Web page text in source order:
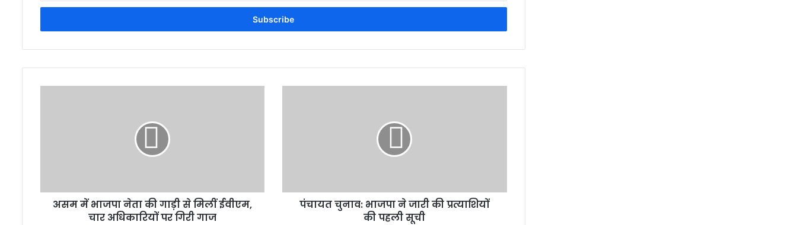
Email
असम में भाजपा नेता की गाड़ी से मिलीं ईवीएम,
चार अधिकारियों पर गिरी गाज
पंचायत चुनाव: भाजपा ने जारी की प्रत्याशियों
की पहली सूची